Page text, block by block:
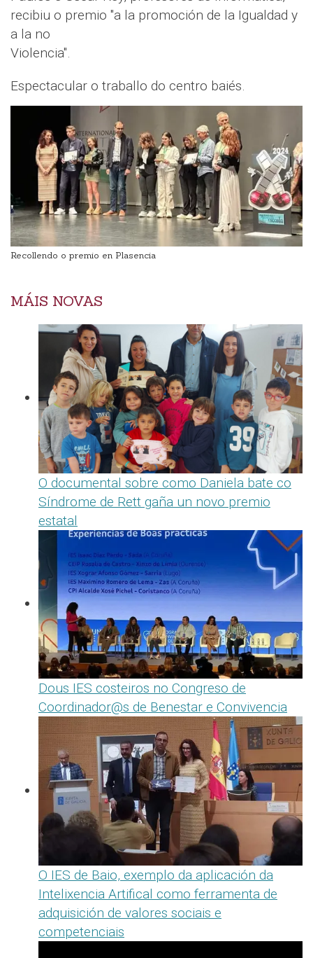
recibiu o premio "a la promoción de la Igualdad y
a la no
Violencia".
Espectacular o traballo do centro baiés.
Recollendo o premio en Plasencia
MÁIS NOVAS
O documental sobre como Daniela bate co
Síndrome de Rett gaña un novo premio
estatal
Dous IES costeiros no Congreso de
Coordinador@s de Benestar e Convivencia
O IES de Baio, exemplo da aplicación da
Intelixencia Artifical como ferramenta de
adquisición de valores sociais e
competenciais